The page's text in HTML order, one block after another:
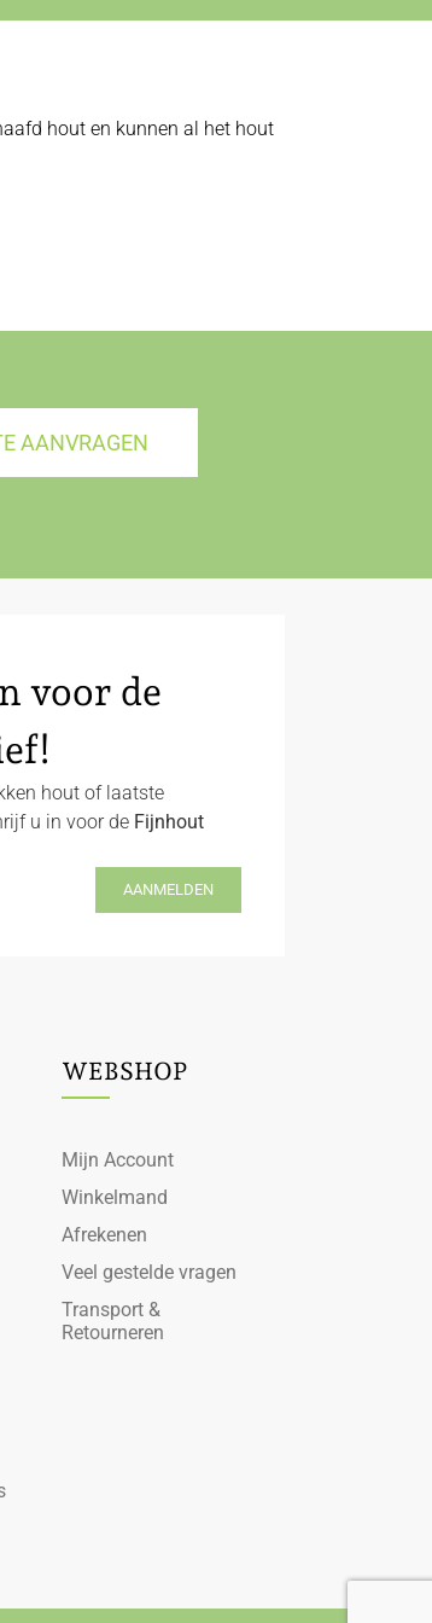
hout en kunnen al het hout
AANVRAGEN
voor de
hout of laatste
u in voor de Fijnhout
AANMELDEN
WEBSHOP
Mijn Account
Winkelmand
Afrekenen
Veel gestelde vragen
Transport &
Retourneren